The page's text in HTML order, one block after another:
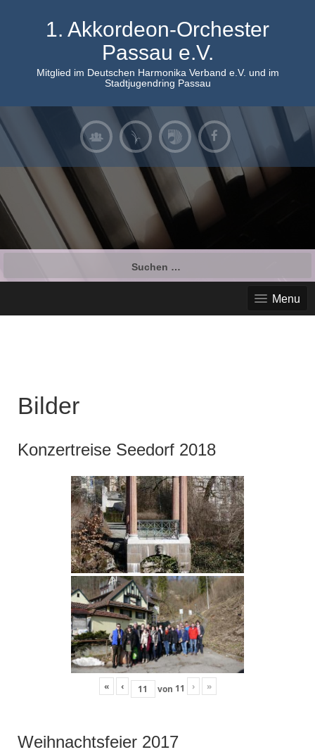
1. Akkordeon-Orchester
Passau e.V.
Mitglied im Deutschen Harmonika Verband e.V. und im
Stadtjugendring Passau
Menu
Bilder
Konzertreise Seedorf 2018
« ‹ von 11 › »
Weihnachtsfeier 2017